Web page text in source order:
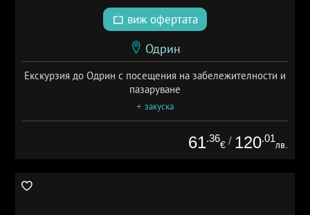
виж офертата
Одрин
Екскурзия до Одрин с посещения на забележителности и
пазаруване
+ закуска
61.36
€ / 120.01
лв.